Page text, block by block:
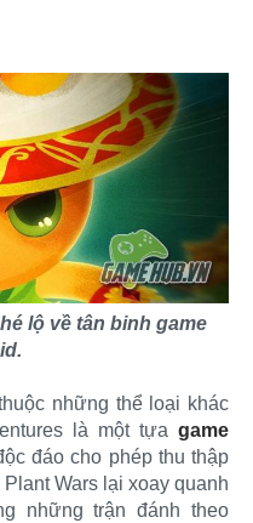
lộ về tân binh game
những thể loại khác
là một tựa game
đáo cho phép thu thập
Wars lại xoay quanh
những trận đánh theo